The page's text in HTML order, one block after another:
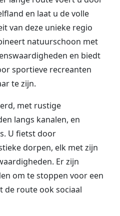
en laat u de volle
van deze unieke regio
natuurschoon met
en biedt
sportieve recreanten
te zijn.
met rustige
langs kanalen, en
U fietst door
dorpen, elk met zijn
Er zijn
om te stoppen voor een
de route ook sociaal